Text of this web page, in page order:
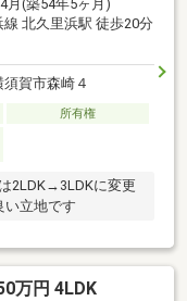
月(築54年5ヶ月)
北久里浜駅 徒歩20分
賀市森崎４
所有権
2LDK→3LDKに変更
い立地です
万円 4LDK